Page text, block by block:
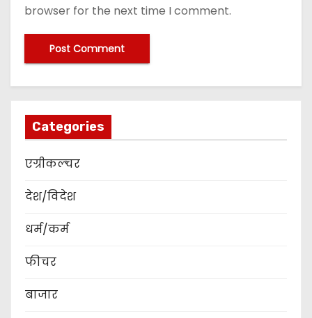
browser for the next time I comment.
Categories
एग्रीकल्चर
देश/विदेश
धर्म/कर्म
फीचर
बाजार